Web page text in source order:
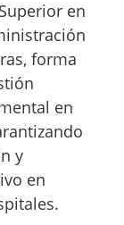
en
forma
en
y
en